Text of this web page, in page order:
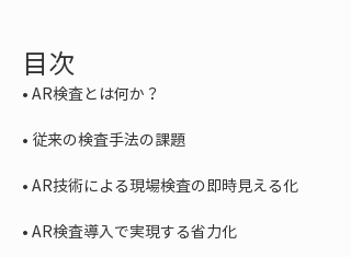
目次
•
•
•
•